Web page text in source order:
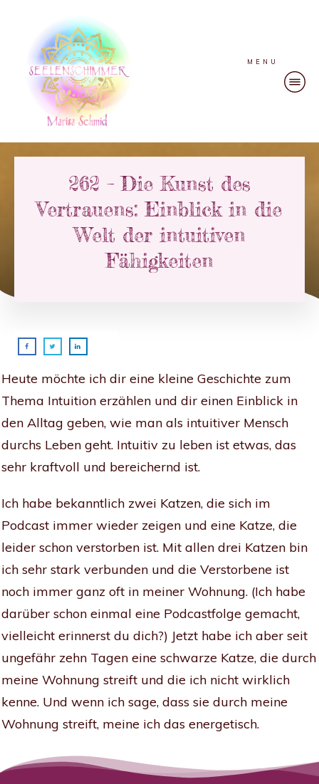
MENU
262 – Die Kunst des
Vertrauens: Einblick in die
Welt der intuitiven
Fähigkeiten
Heute möchte ich dir eine kleine Geschichte zum
Thema Intuition erzählen und dir einen Einblick in
den Alltag geben, wie man als intuitiver Mensch
durchs Leben geht. Intuitiv zu leben ist etwas, das
sehr kraftvoll und bereichernd ist.
Ich habe bekanntlich zwei Katzen, die sich im
Podcast immer wieder zeigen und eine Katze, die
leider schon verstorben ist. Mit allen drei Katzen bin
ich sehr stark verbunden und die Verstorbene ist
noch immer ganz oft in meiner Wohnung. (Ich habe
darüber schon einmal eine Podcastfolge gemacht,
vielleicht erinnerst du dich?) Jetzt habe ich aber seit
ungefähr zehn Tagen eine schwarze Katze, die durch
meine Wohnung streift und die ich nicht wirklich
kenne. Und wenn ich sage, dass sie durch meine
Wohnung streift, meine ich das energetisch.